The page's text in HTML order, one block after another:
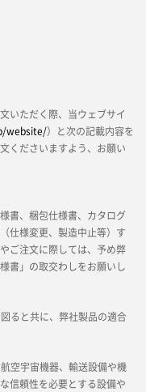
いただく際、当ウェブサイ
website/）と次の記載内容を
くださいますよう、お願い
書、梱包仕様書、カタログ
仕様変更、製造中止等）す
ご注文に際しては、予め弊
書」の取交わしをお願いし
ると共に、弊社製品の適合
空宇宙機器、輸送設備や機
信頼性を必要とする設備や